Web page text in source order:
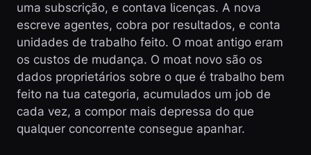
uma subscrição, e contava licenças. A nova
escreve agentes, cobra por resultados, e conta
unidades de trabalho feito. O moat antigo eram
os custos de mudança. O moat novo são os
dados proprietários sobre o que é trabalho bem
feito na tua categoria, acumulados um job de
cada vez, a compor mais depressa do que
qualquer concorrente consegue apanhar.